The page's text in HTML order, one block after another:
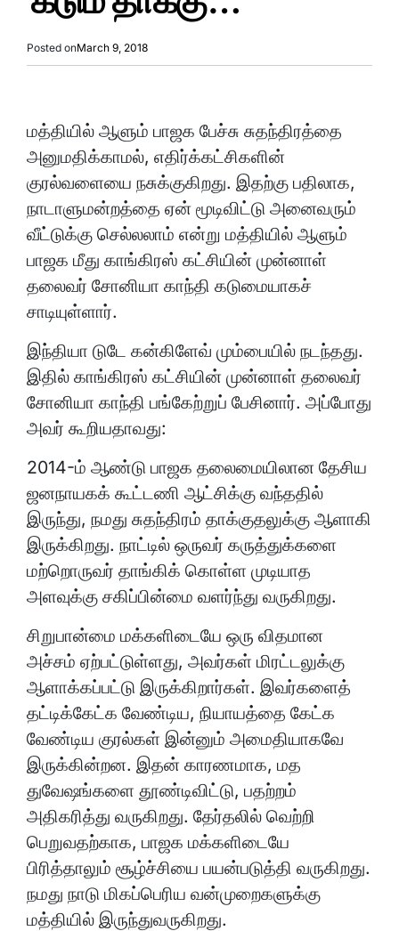
Posted onMarch 9, 2018
மத்தியில் ஆளும் பாஜக பேச்சு சுதந்திரத்தை
அனுமதிக்காமல், எதிர்க்கட்சிகளின்
குரல்வளையை நசுக்குகிறது. இதற்கு பதிலாக,
நாடாளுமன்றத்தை ஏன் மூடிவிட்டு அனைவரும்
வீட்டுக்கு செல்லலாம் என்று மத்தியில் ஆளும்
பாஜக மீது காங்கிரஸ் கட்சியின் முன்னாள்
தலைவர் சோனியா காந்தி கடுமையாகச்
சாடியுள்ளார்.
இந்தியா டுடே கன்கிளேவ் மும்பையில் நடந்தது.
இதில் காங்கிரஸ் கட்சியின் முன்னாள் தலைவர்
சோனியா காந்தி பங்கேற்றுப் பேசினார். அப்போது
அவர் கூறியதாவது:
2014-ம் ஆண்டு பாஜக தலைமையிலான தேசிய
ஜனநாயகக் கூட்டணி ஆட்சிக்கு வந்ததில்
இருந்து, நமது சுதந்திரம் தாக்குதலுக்கு ஆளாகி
இருக்கிறது. நாட்டில் ஒருவர் கருத்துக்களை
மற்றொருவர் தாங்கிக் கொள்ள முடியாத
அளவுக்கு சகிப்பின்மை வளர்ந்து வருகிறது.
சிறுபான்மை மக்களிடையே ஒரு விதமான
அச்சம் ஏற்பட்டுள்ளது, அவர்கள் மிரட்டலுக்கு
ஆளாக்கப்பட்டு இருக்கிறார்கள். இவர்களைத்
தட்டிக்கேட்க வேண்டிய, நியாயத்தை கேட்க
வேண்டிய குரல்கள் இன்னும் அமைதியாகவே
இருக்கின்றன. இதன் காரணமாக, மத
துவேஷங்களை தூண்டிவிட்டு, பதற்றம்
அதிகரித்து வருகிறது. தேர்தலில் வெற்றி
பெறுவதற்காக, பாஜக மக்களிடையே
பிரித்தாலும் சூழ்ச்சியை பயன்படுத்தி வருகிறது.
நமது நாடு மிகப்பெரிய வன்முறைகளுக்கு
மத்தியில் இருந்துவருகிறது.